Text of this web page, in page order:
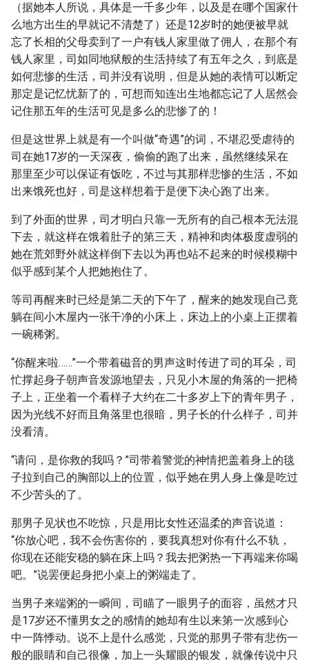
（据她本人所说，具体是一千多少年，以及是在哪个国家什
么地方出生的早就记不清楚了）还是12岁时的她便被早就
忘了长相的父母卖到了一户有钱人家里做了佣人，在那个有
钱人家里，司如同地狱般的生活持续了有五年之久，到底是
如何悲惨的生活，司并没有说明，但是从她的表情可以断定
那定是记忆忧新了的，可想而知连出生地都忘记了人居然会
记住那五年的生活可见是多么的悲惨了的！
但是这世界上就是有一个叫做“奇遇”的词，不堪忍受虐待的
司在她17岁的一天深夜，偷偷的跑了出来，虽然继续呆在
那里至少可以保证有饭吃，不过与其那样悲惨的生活，不如
出来饿死也好，司是这样想着于是便下决心跑了出来。
到了外面的世界，司才明白只靠一无所有的自己根本无法混
下去，就这样在饿着肚子的第三天，精神和肉体极度虚弱的
她在荒郊野外就这样倒下去以为再也站不起来的时候模糊中
似乎感到某个人把她抱住了。
等司再醒来时已经是第二天的下午了，醒来的她发现自己竟
躺在间小木屋内一张干净的小床上，床边上的小桌上正摆着
一碗稀粥。
“你醒来啦……”一个带着磁音的男声这时传进了司的耳朵，司
忙撑起身子朝声音发源地望去，只见小木屋的角落的一把椅
子上，正坐着一个看样子大约在二十多岁上下的青年男子，
因为光线不好而且角落里也很暗，男子长的什么样子，司并
没看清。
“请问，是你救的我吗？”司带着警觉的神情把盖着身上的毯
子拉到自己的胸部以上的位置，似乎她在男人身上像是吃过
不少苦头的了。
那男子见状也不吃惊，只是用比女性还温柔的声音说道：
“你放心吧，我不会伤害你的，要我真想对你有什么不轨，
你现在还能安稳的躺在床上吗？我去把粥热一下再端来你喝
吧。”说罢便起身把小桌上的粥端走了。
当男子来端粥的一瞬间，司瞄了一眼男子的面容，虽然才只
是17岁还不懂男女之的感情的她却有生以来第一次感到心
中一阵悸动。说不上是什么感觉，只觉的那男子带有悲伤一
般的眼睛和自己很像，加上一头耀眼的银发，就像传说中只